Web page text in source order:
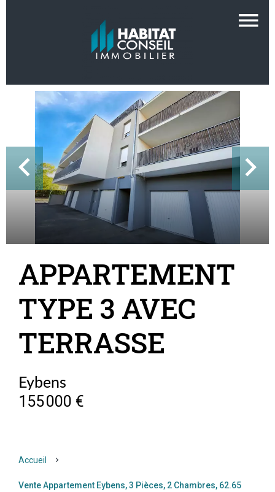
APPARTEMENT
TYPE 3 AVEC
TERRASSE
Eybens
155 000 €
Accueil
Vente Appartement Eybens, 3 Pièces, 2 Chambres, 62.65